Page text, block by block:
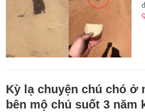
Kỳ lạ chuyện chú chó ở
bên mộ chủ suốt 3